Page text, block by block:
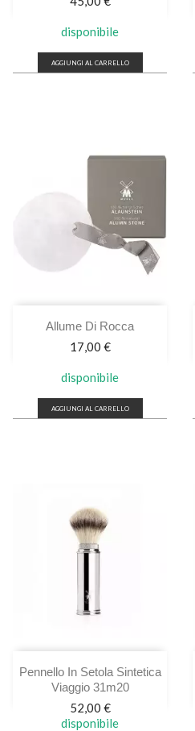
disponibile
AGGIUNGI AL CARRELLO
Allume Di Rocca
Prezzo
17,00 €
disponibile
AGGIUNGI AL CARRELLO
Pennello In Setola Sintetica
Viaggio 31m20
Prezzo
52,00 €
disponibile